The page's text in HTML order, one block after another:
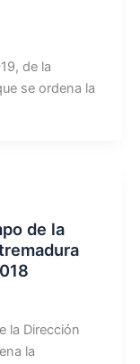
de la
se ordena la
de la
la Dirección
la